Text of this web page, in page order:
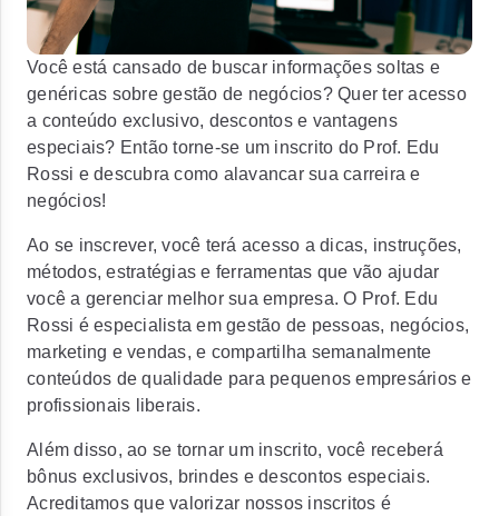
Você está cansado de buscar informações soltas e
genéricas sobre gestão de negócios? Quer ter acesso
a conteúdo exclusivo, descontos e vantagens
especiais? Então torne-se um inscrito do Prof. Edu
Rossi e descubra como alavancar sua carreira e
negócios!
Ao se inscrever, você terá acesso a dicas, instruções,
métodos, estratégias e ferramentas que vão ajudar
você a gerenciar melhor sua empresa. O Prof. Edu
Rossi é especialista em gestão de pessoas, negócios,
marketing e vendas, e compartilha semanalmente
conteúdos de qualidade para pequenos empresários e
profissionais liberais.
Além disso, ao se tornar um inscrito, você receberá
bônus exclusivos, brindes e descontos especiais.
Acreditamos que valorizar nossos inscritos é